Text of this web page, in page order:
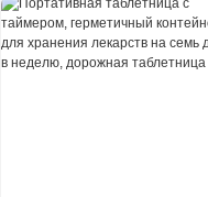
чистого хлопка, плюс
плотное и портативное,
индивидуально